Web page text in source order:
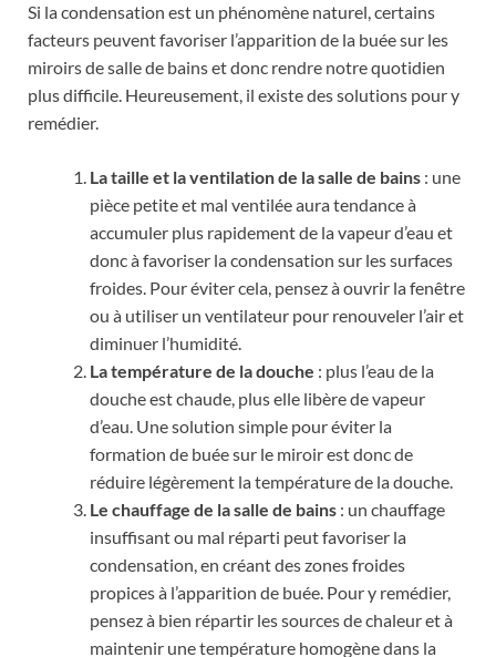
Si la condensation est un phénomène naturel, certains
facteurs peuvent favoriser l’apparition de la buée sur les
miroirs de salle de bains et donc rendre notre quotidien
plus difficile. Heureusement, il existe des solutions pour y
remédier.
La taille et la ventilation de la salle de bains : une
pièce petite et mal ventilée aura tendance à
accumuler plus rapidement de la vapeur d’eau et
donc à favoriser la condensation sur les surfaces
froides. Pour éviter cela, pensez à ouvrir la fenêtre
ou à utiliser un ventilateur pour renouveler l’air et
diminuer l’humidité.
La température de la douche : plus l’eau de la
douche est chaude, plus elle libère de vapeur
d’eau. Une solution simple pour éviter la
formation de buée sur le miroir est donc de
réduire légèrement la température de la douche.
Le chauffage de la salle de bains : un chauffage
insuffisant ou mal réparti peut favoriser la
condensation, en créant des zones froides
propices à l’apparition de buée. Pour y remédier,
pensez à bien répartir les sources de chaleur et à
maintenir une température homogène dans la